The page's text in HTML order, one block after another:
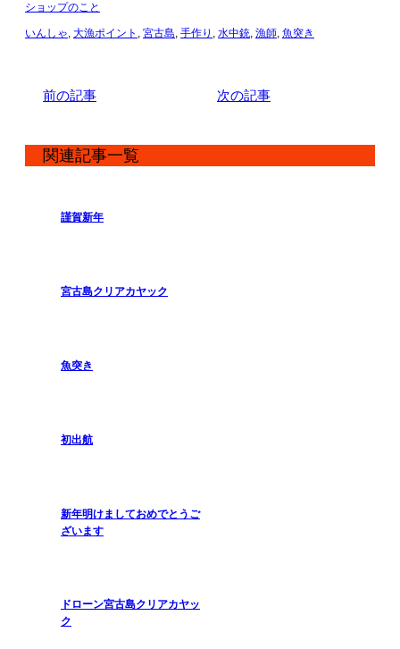
ショップのこと
いんしゃ, 大漁ポイント , 宮古島, 手作り , 水中銃, 漁師, 魚突き
前の記事 次の記事
関連記事一覧
謹賀新年
宮古島クリアカヤック
魚突き
初出航
新年明けましておめでとうご
ざいます
ドローン宮古島クリアカヤッ
ク